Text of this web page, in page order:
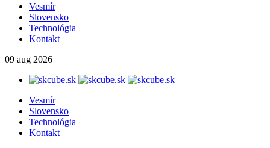
Vesmír
Slovensko
Technológia
Kontakt
09 aug 2026
Vesmír
Slovensko
Technológia
Kontakt